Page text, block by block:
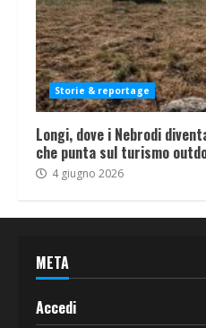
Storie & reportage
Longi, dove i Nebrodi
che punta sul turismo
4 giugno 2026
META
Accedi